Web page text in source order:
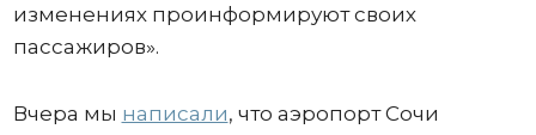
изменениях проинформируют своих
пассажиров».
Вчера мы написали, что аэропорт Сочи